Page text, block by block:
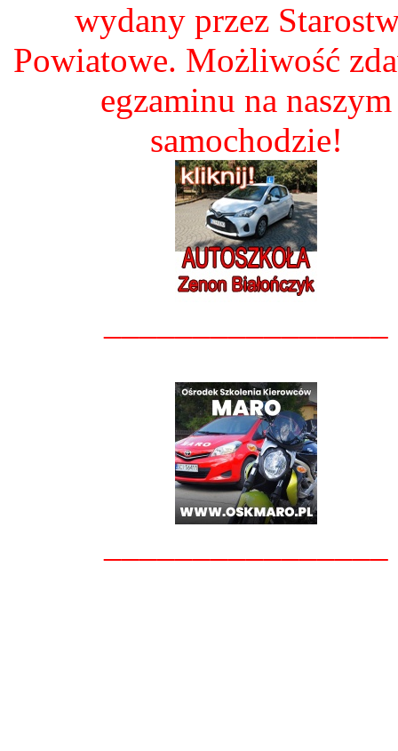
wydany przez
Powiatowe. Możliwość
egzaminu na naszym
samochodzie!